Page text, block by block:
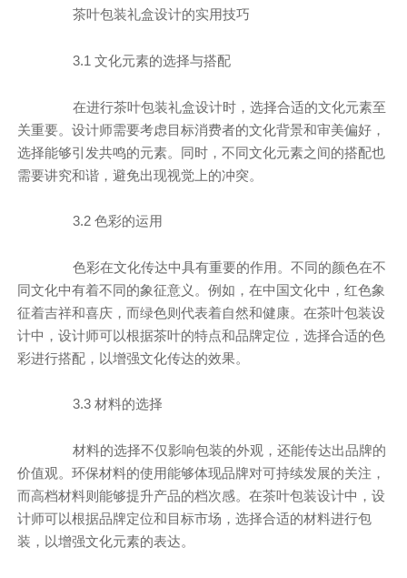
茶叶包装礼盒设计的实用技巧
3.1 文化元素的选择与搭配
在进行茶叶包装礼盒设计时，选择合适的文化元素至
关重要。设计师需要考虑目标消费者的文化背景和审美偏好，
选择能够引发共鸣的元素。同时，不同文化元素之间的搭配也
需要讲究和谐，避免出现视觉上的冲突。
3.2 色彩的运用
色彩在文化传达中具有重要的作用。不同的颜色在不
同文化中有着不同的象征意义。例如，在中国文化中，红色象
征着吉祥和喜庆，而绿色则代表着自然和健康。在茶叶包装设
计中，设计师可以根据茶叶的特点和品牌定位，选择合适的色
彩进行搭配，以增强文化传达的效果。
3.3 材料的选择
材料的选择不仅影响包装的外观，还能传达出品牌的
价值观。环保材料的使用能够体现品牌对可持续发展的关注，
而高档材料则能够提升产品的档次感。在茶叶包装设计中，设
计师可以根据品牌定位和目标市场，选择合适的材料进行包
装，以增强文化元素的表达。